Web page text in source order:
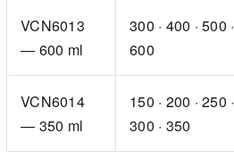
VCN6013
— 600 ml
300 · 400 · 500 ·
600
VCN6014
— 350 ml
150 · 200 · 250 ·
300 · 350